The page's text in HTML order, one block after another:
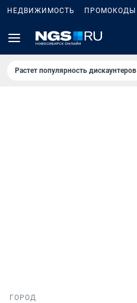
НЕДВИЖИМОСТЬ ПРОМОКОДЫ
Растет популярность дискаунтеров
ГОРОД